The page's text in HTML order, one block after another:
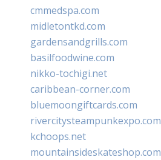
cmmedspa.com
midletontkd.com
gardensandgrills.com
basilfoodwine.com
nikko-tochigi.net
caribbean-corner.com
bluemoongiftcards.com
rivercitysteampunkexpo.com
kchoops.net
mountainsideskateshop.com